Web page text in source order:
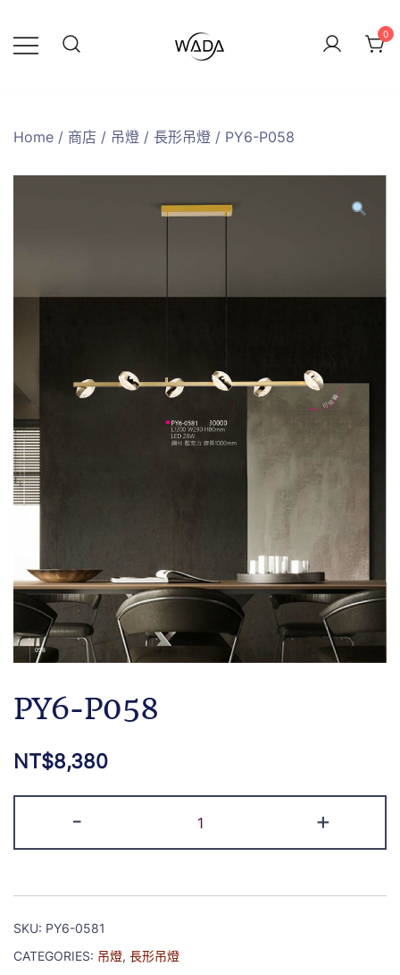
0
Home / 商店 / 吊燈 / 長形吊燈 / PY6-P058
PY6-P058
NT$8,380
- +
SKU: PY6-0581
CATEGORIES: 吊燈, 長形吊燈